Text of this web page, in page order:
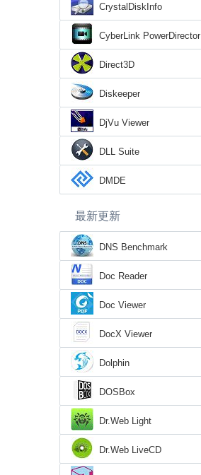
CrystalDiskInfo
CyberLink PowerDirector
Direct3D
Diskeeper
DjVu Viewer
DLL Suite
DMDE
最新更新
DNS Benchmark
Doc Reader
Doc Viewer
DocX Viewer
Dolphin
DOSBox
Dr.Web Light
Dr.Web LiveCD